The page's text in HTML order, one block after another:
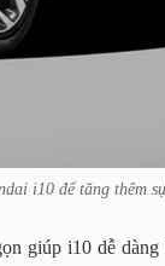
i10 để tăng thêm
giúp i10 dễ